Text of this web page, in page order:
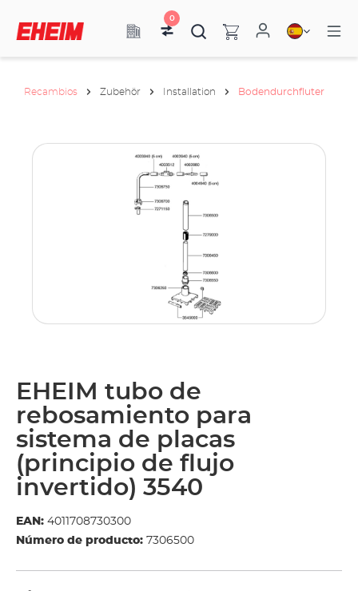
0
Recambios Zubehör Installation Bodendurchfluter
EHEIM tubo de
rebosamiento para
sistema de placas
(principio de flujo
invertido) 3540
EAN: 4011708730300
Número de producto: 7306500